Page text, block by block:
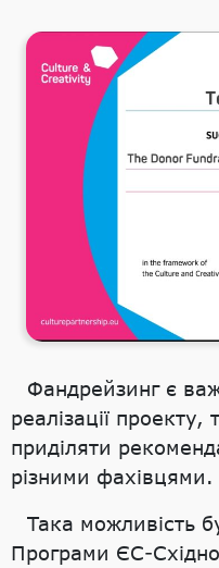
Фандрейзинг є
реалізації
приділяти
різними фахівцями.
Така можливість
Програми ЄС-